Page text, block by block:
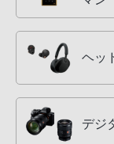
ヘッ
デジ